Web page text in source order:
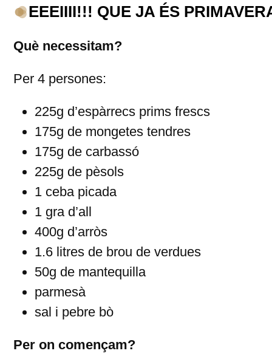
EEEIIII!!! QUE JA ÉS
Què necessitam?
Per 4 persones:
225g d’espàrrecs prims frescs
175g de mongetes tendres
175g de carbassó
225g de pèsols
1 ceba picada
1 gra d’all
400g d’arròs
1.6 litres de brou de verdues
50g de mantequilla
parmesà
sal i pebre bò
Per on començam?